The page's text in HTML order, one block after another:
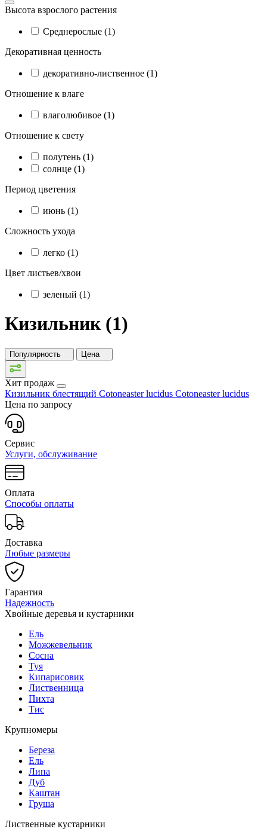
Высота взрослого растения
Cреднерослые (1)
Декоративная ценность
декоративно-лиственное (1)
Отношение к влаге
влаголюбивое (1)
Отношение к свету
полутень (1)
солнце (1)
Период цветения
июнь (1)
Сложность ухода
легко (1)
Цвет листьев/хвои
зеленый (1)
Кизильник (1)
Популярность Цена
Хит продаж
Кизильник блестящий Cotoneaster lucidus Cotoneaster lucidus
Цена по запросу
Сервис
Услуги, обслуживание
Оплата
Способы оплаты
Доставка
Любые размеры
Гарантия
Надежность
Хвойные деревья и кустарники
Ель
Можжевельник
Сосна
Туя
Кипарисовик
Лиственница
Пихта
Тис
Крупномеры
Береза
Ель
Липа
Дуб
Каштан
Груша
Лиственные кустарники